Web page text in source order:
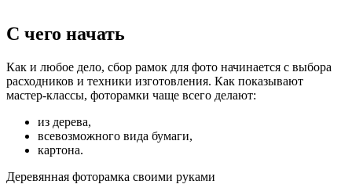
С чего начать
Как и любое дело, сбор рамок для фото начинается с выбора
расходников и техники изготовления. Как показывают
мастер-классы, фоторамки чаще всего делают:
из дерева,
всевозможного вида бумаги,
картона.
Деревянная фоторамка своими руками